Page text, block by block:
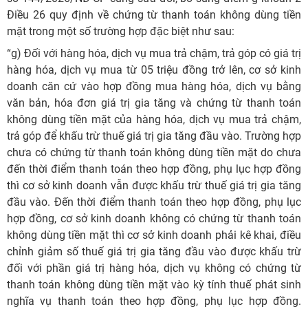
Điều 26 quy định về chứng từ thanh toán không dùng tiền
mặt trong một số trường hợp đặc biệt như sau:
“g) Đối với hàng hóa, dịch vụ mua trả chậm, trả góp có giá trị
hàng hóa, dịch vụ mua từ 05 triệu đồng trở lên, cơ sở kinh
doanh căn cứ vào hợp đồng mua hàng hóa, dịch vụ bằng
văn bản, hóa đơn giá trị gia tăng và chứng từ thanh toán
không dùng tiền mặt của hàng hóa, dịch vụ mua trả chậm,
trả góp để khấu trừ thuế giá trị gia tăng đầu vào. Trường hợp
chưa có chứng từ thanh toán không dùng tiền mặt do chưa
đến thời điểm thanh toán theo hợp đồng, phụ lục hợp đồng
thì cơ sở kinh doanh vẫn được khấu trừ thuế giá trị gia tăng
đầu vào. Đến thời điểm thanh toán theo hợp đồng, phụ lục
hợp đồng, cơ sở kinh doanh không có chứng từ thanh toán
không dùng tiền mặt thì cơ sở kinh doanh phải kê khai, điều
chỉnh giảm số thuế giá trị gia tăng đầu vào được khấu trừ
đối với phần giá trị hàng hóa, dịch vụ không có chứng từ
thanh toán không dùng tiền mặt vào kỳ tính thuế phát sinh
nghĩa vụ thanh toán theo hợp đồng, phụ lục hợp đồng.